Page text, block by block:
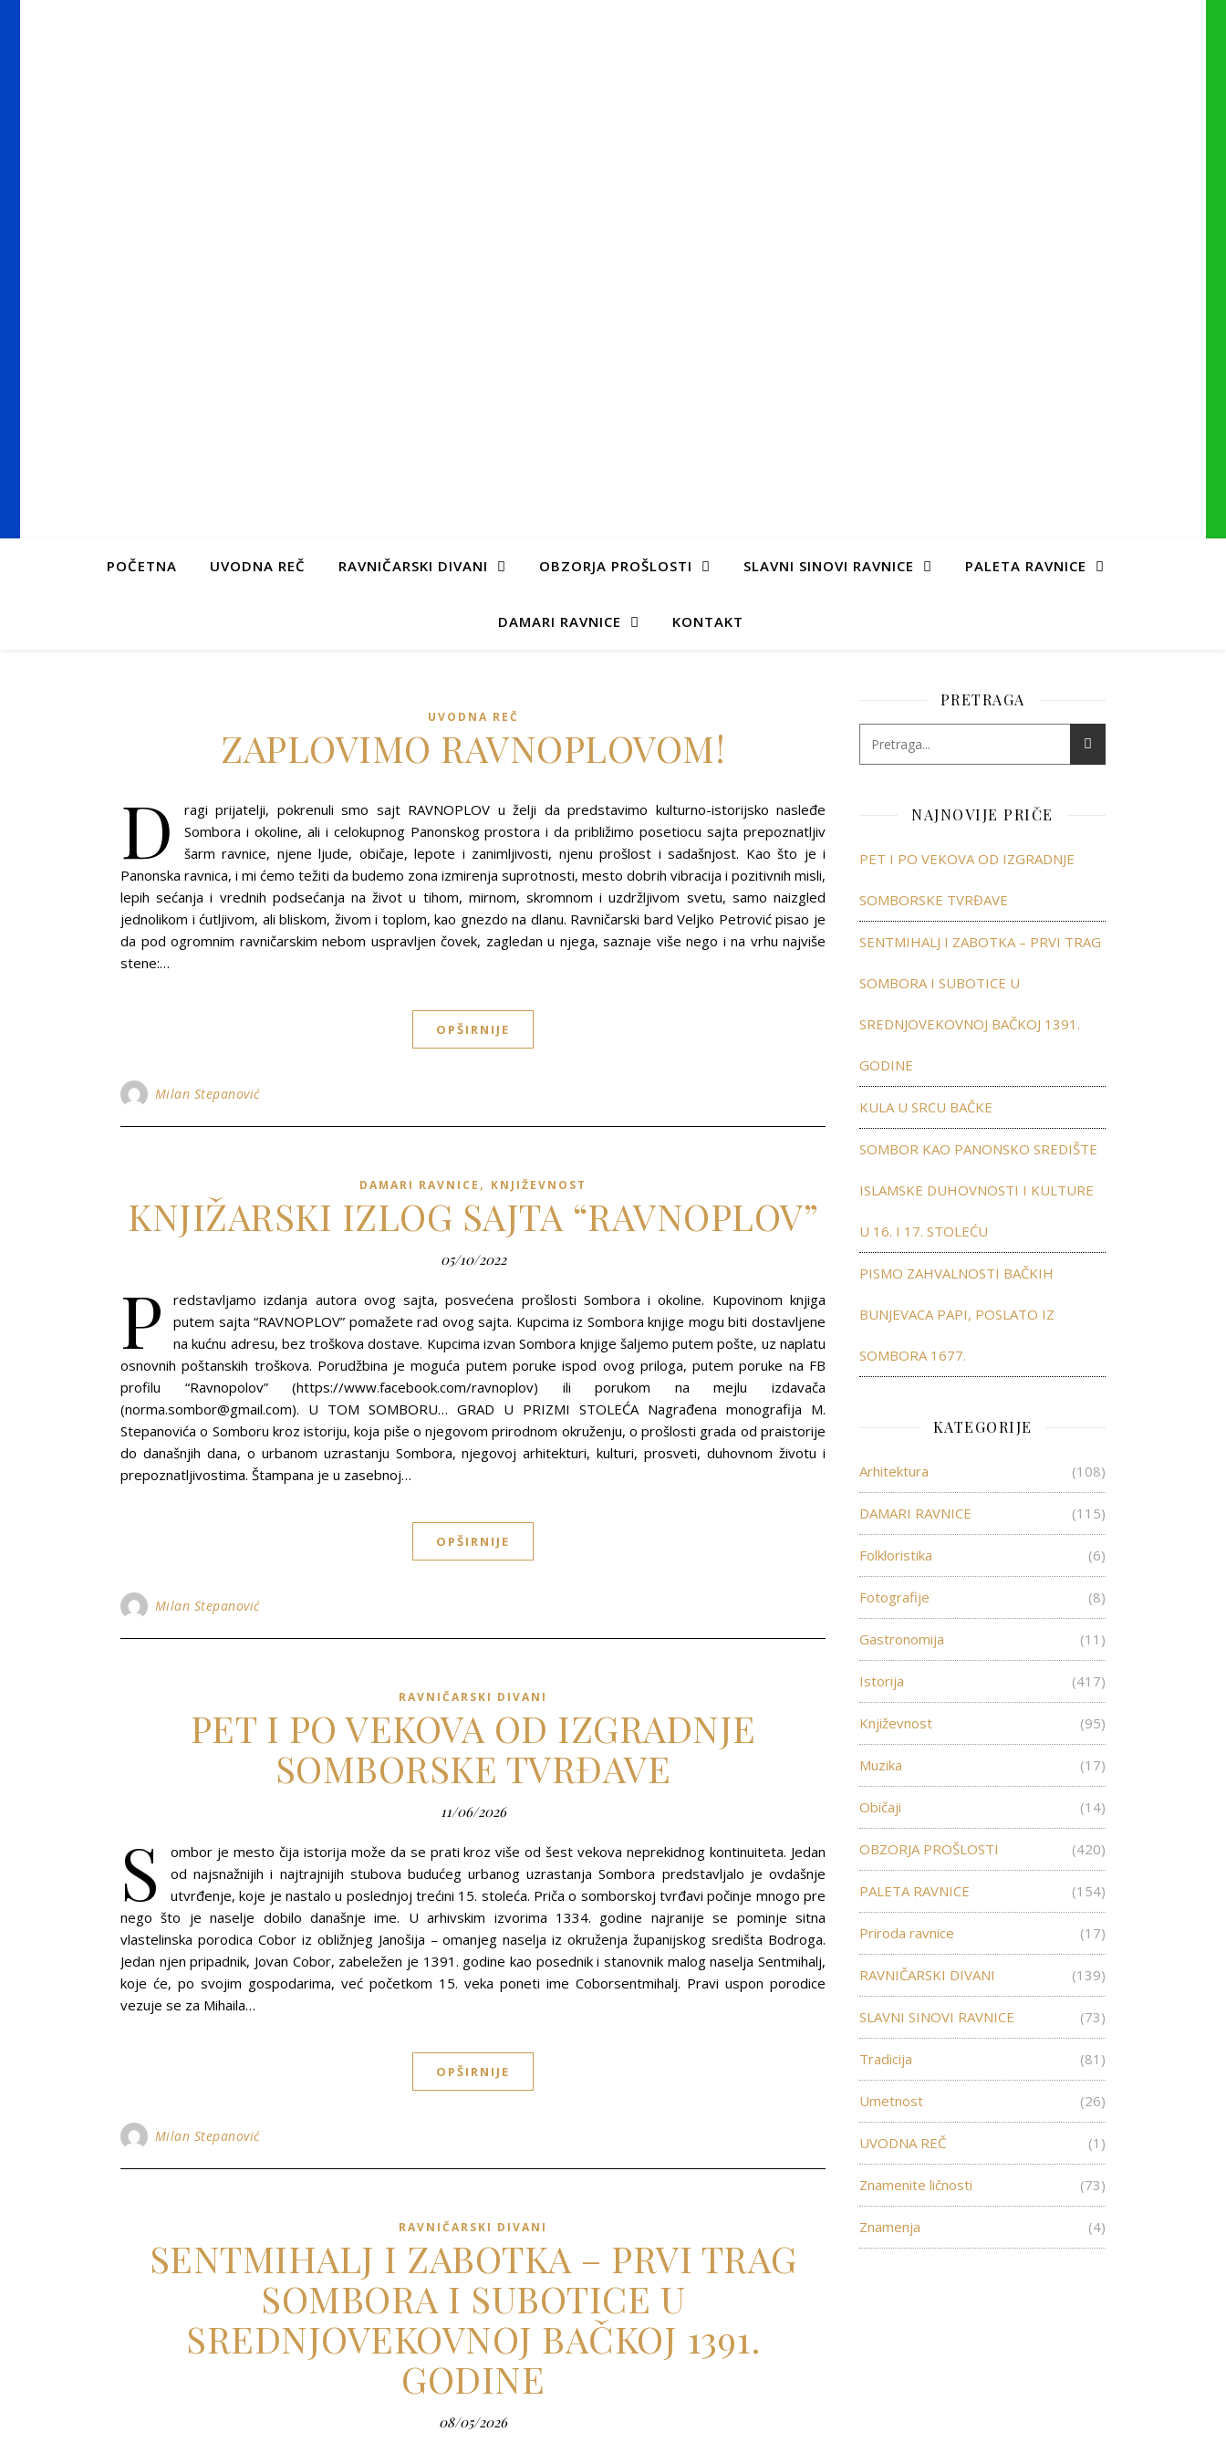
POČETNA UVODNA REČ RAVNIČARSKI DIVANI OBZORJA PROŠLOSTI SLAVNI SINOVI RAVNICE PALETA RAVNICE
DAMARI RAVNICE KONTAKT
UVODNA REČ
ZAPLOVIMO RAVNOPLOVOM!
D
ragi prijatelji, pokrenuli smo sajt RAVNOPLOV u želji da predstavimo kulturno-istorijsko nasleđe
Sombora i okoline, ali i celokupnog Panonskog prostora i da približimo posetiocu sajta prepoznatljiv
šarm ravnice, njene ljude, običaje, lepote i zanimljivosti, njenu prošlost i sadašnjost. Kao što je i
Panonska ravnica, i mi ćemo težiti da budemo zona izmirenja suprotnosti, mesto dobrih vibracija i pozitivnih misli,
lepih sećanja i vrednih podsećanja na život u tihom, mirnom, skromnom i uzdržljivom svetu, samo naizgled
jednolikom i ćutljivom, ali bliskom, živom i toplom, kao gnezdo na dlanu. Ravničarski bard Veljko Petrović pisao je
da pod ogromnim ravničarskim nebom uspravljen čovek, zagledan u njega, saznaje više nego i na vrhu najviše
stene:…
OPŠIRNIJE
Milan Stepanović
DAMARI RAVNICE , KNJIŽEVNOST
KNJIŽARSKI IZLOG SAJTA “RAVNOPLOV”
05/10/2022
P
redstavljamo izdanja autora ovog sajta, posvećena prošlosti Sombora i okoline. Kupovinom knjiga
putem sajta “RAVNOPLOV” pomažete rad ovog sajta. Kupcima iz Sombora knjige mogu biti dostavljene
na kućnu adresu, bez troškova dostave. Kupcima izvan Sombora knjige šaljemo putem pošte, uz naplatu
osnovnih poštanskih troškova. Porudžbina je moguća putem poruke ispod ovog priloga, putem poruke na FB
profilu “Ravnopolov” (https://www.facebook.com/ravnoplov) ili porukom na mejlu izdavača
(norma.sombor@gmail.com). U TOM SOMBORU… GRAD U PRIZMI STOLEĆA Nagrađena monografija M.
Stepanovića o Somboru kroz istoriju, koja piše o njegovom prirodnom okruženju, o prošlosti grada od praistorije
do današnjih dana, o urbanom uzrastanju Sombora, njegovoj arhitekturi, kulturi, prosveti, duhovnom životu i
prepoznatljivostima. Štampana je u zasebnoj…
OPŠIRNIJE
Milan Stepanović
RAVNIČARSKI DIVANI
PET I PO VEKOVA OD IZGRADNJE
SOMBORSKE TVRĐAVE
11/06/2026
S
ombor je mesto čija istorija može da se prati kroz više od šest vekova neprekidnog kontinuiteta. Jedan
od najsnažnijih i najtrajnijih stubova budućeg urbanog uzrastanja Sombora predstavljalo je ovdašnje
utvrđenje, koje je nastalo u poslednjoj trećini 15. stoleća. Priča o somborskoj tvrđavi počinje mnogo pre
nego što je naselje dobilo današnje ime. U arhivskim izvorima 1334. godine najranije se pominje sitna
vlastelinska porodica Cobor iz obližnjeg Janošija – omanjeg naselja iz okruženja županijskog središta Bodroga.
Jedan njen pripadnik, Jovan Cobor, zabeležen je 1391. godine kao posednik i stanovnik malog naselja Sentmihalj,
koje će, po svojim gospodarima, već početkom 15. veka poneti ime Coborsentmihalj. Pravi uspon porodice
vezuje se za Mihaila…
OPŠIRNIJE
Milan Stepanović
RAVNIČARSKI DIVANI
SENTMIHALJ I ZABOTKA – PRVI TRAG
SOMBORA I SUBOTICE U
SREDNJOVEKOVNOJ BAČKOJ 1391.
GODINE
08/05/2026
PRETRAGA
NAJNOVIJE PRIČE
PET I PO VEKOVA OD IZGRADNJE
SOMBORSKE TVRĐAVE
SENTMIHALJ I ZABOTKA – PRVI TRAG
SOMBORA I SUBOTICE U
SREDNJOVEKOVNOJ BAČKOJ 1391.
GODINE
KULA U SRCU BAČKE
SOMBOR KAO PANONSKO SREDIŠTE
ISLAMSKE DUHOVNOSTI I KULTURE
U 16. I 17. STOLEĆU
PISMO ZAHVALNOSTI BAČKIH
BUNJEVACA PAPI, POSLATO IZ
SOMBORA 1677.
KATEGORIJE
Arhitektura (108)
DAMARI RAVNICE (115)
Folkloristika (6)
Fotografije (8)
Gastronomija (11)
Istorija (417)
Književnost (95)
Muzika (17)
Običaji (14)
OBZORJA PROŠLOSTI (420)
PALETA RAVNICE (154)
Priroda ravnice (17)
RAVNIČARSKI DIVANI (139)
SLAVNI SINOVI RAVNICE (73)
Tradicija (81)
Umetnost (26)
UVODNA REČ (1)
Znamenite ličnosti (73)
Znamenja (4)